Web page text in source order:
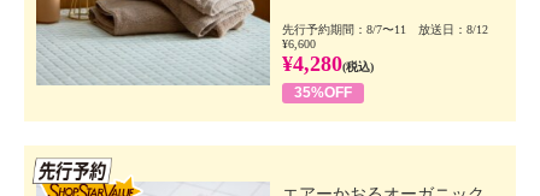
先行予約期間：8/7〜11 放送日：8/12
¥6,600
¥4,280(税込)
35%OFF